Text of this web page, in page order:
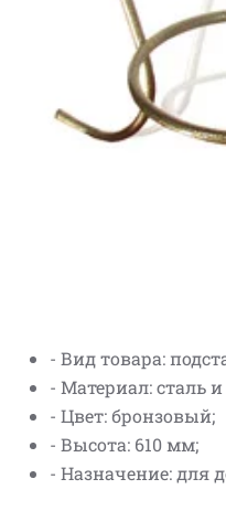
- Вид товара:
- Материал: сталь
- Цвет: бронзовый;
- Высота: 610 мм;
- Назначение: для